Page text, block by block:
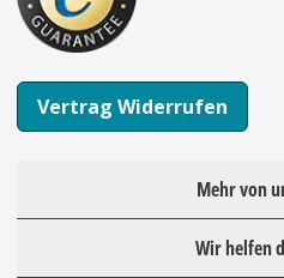
Vertrag Widerrufen
Mehr von
Wir helfen